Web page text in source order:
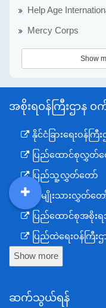
Help Age
Mercy Corps
Show
အစိုးရဝန်ကြီးဌာန ဝ
နိုင်ငံခြားရေးဝန်ကြီး
ပြည်ထောင်စုလွှတ်
ပြည်သူ့လွှတ်တော်
အမျိုးသားလွှတ်တေ
ပြည်ထောင်စုအစိုးရ
ပြည်ထဲရေးဝန်ကြီးဌ
ကာကွယ်ရေးဝန်ကြီးဌ
စီမံကိန်း၊ဘဏ္ဍာရေး
Show more
ဆက်သွယ်ရန်
DDM